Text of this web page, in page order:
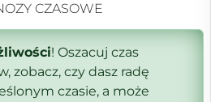
CZASOWE
! Oszacuj czas
zobacz, czy dasz radę
czasie, a może